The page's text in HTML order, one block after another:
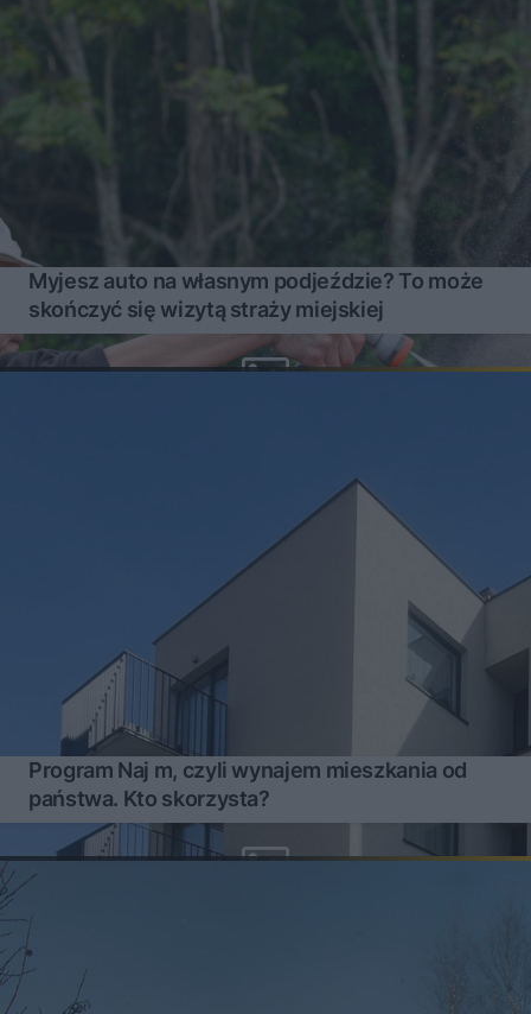
Myjesz auto na własnym podjeździe? To może
skończyć się wizytą straży miejskiej
Program Naj m, czyli wynajem mieszkania od
państwa. Kto skorzysta?